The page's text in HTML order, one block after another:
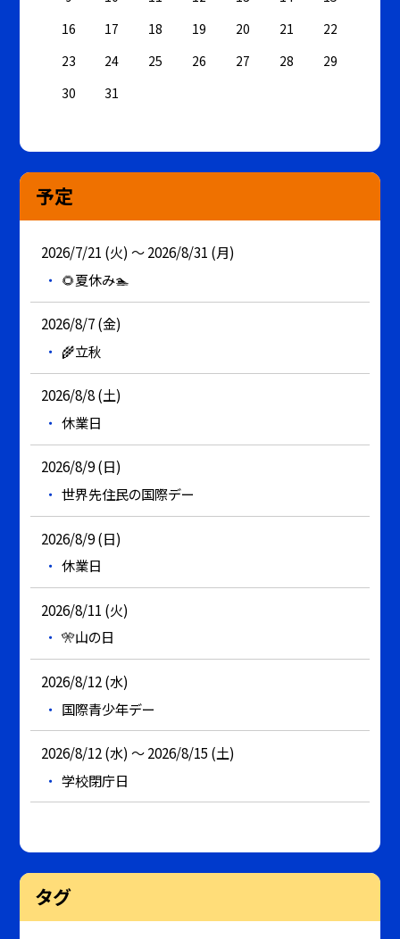
16
17 18 19 20 21
22
23
24 25 26 27 28
29
30
31
予定
2026/7/21 (火) ～ 2026/8/31 (月)
🌻夏休み🏊
2026/8/7 (金)
🌾立秋
2026/8/8 (土)
休業日
2026/8/9 (日)
世界先住民の国際デー
2026/8/9 (日)
休業日
2026/8/11 (火)
🎌山の日
2026/8/12 (水)
国際青少年デー
2026/8/12 (水) ～ 2026/8/15 (土)
学校閉庁日
タグ